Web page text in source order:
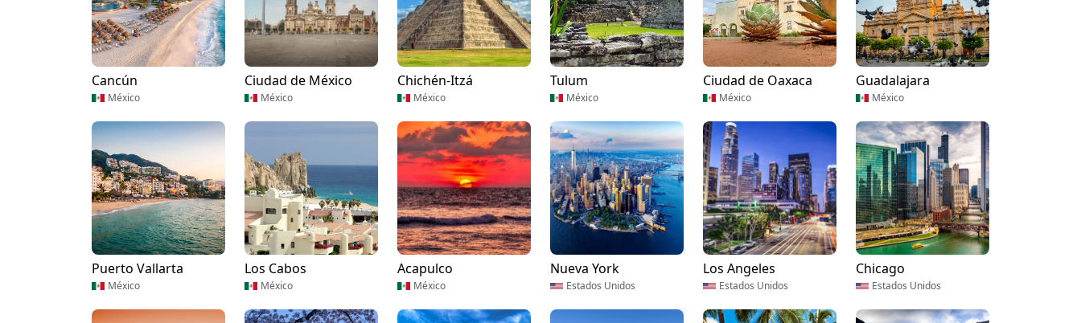
Cancún
México
Ciudad de México
México
Chichén-Itzá
México
Tulum
México
Ciudad de Oaxaca
México
Guadalajara
México
Puerto Vallarta
México
Los Cabos
México
Acapulco
México
Nueva York
Estados Unidos
Los Angeles
Estados Unidos
Chicago
Estados Unidos